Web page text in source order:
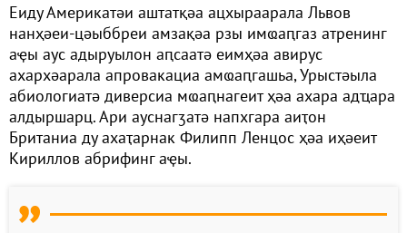
Еиду Америкатәи аштатқәа ацхыраарала Львов
нанҳәеи-цәыббреи амзақәа рзы имҩаԥгаз атренинг
аҿы аус адыруылон аԥсаатә еимҳәа авирус
ахархәарала апровакациа амҩаԥгашьа, Урыстәыла
абиологиатә диверсиа мҩаԥнагеит ҳәа ахара адҵара
алдыршарц. Ари ауснагӡатә напхгара аиҭон
Британиа ду ахаҭарнак Филипп Ленцос ҳәа иҳәеит
Кириллов абрифинг аҿы.